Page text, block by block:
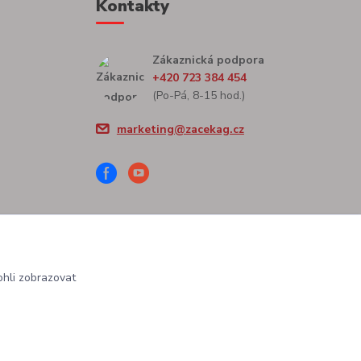
Kontakty
Zákaznická podpora
+420 723 384 454
(Po-Pá, 8-15 hod.)
marketing@zacekag.cz
zobrazovat